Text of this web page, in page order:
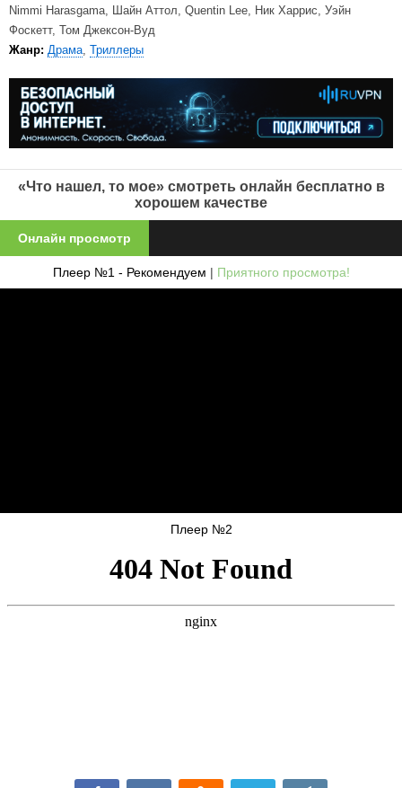
Nimmi Harasgama, Шайн Аттол, Quentin Lee, Ник Харрис, Уэйн
Фоскетт, Том Джексон-Вуд
Жанр: Драма, Триллеры
«Что нашел, то мое» смотреть онлайн бесплатно в
хорошем качестве
Онлайн просмотр
Плеер №1 - Рекомендуем | Приятного просмотра!
Плеер №2